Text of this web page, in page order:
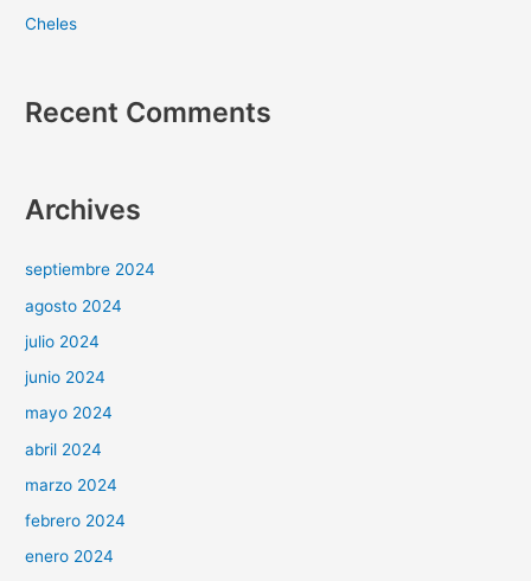
Cheles
Recent Comments
Archives
septiembre 2024
agosto 2024
julio 2024
junio 2024
mayo 2024
abril 2024
marzo 2024
febrero 2024
enero 2024